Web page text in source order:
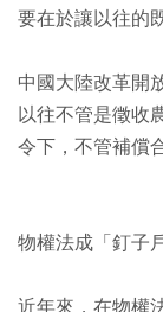
要在於讓以往的
中國大陸改革開
以往不管是徵收
令下，不管補償
物權法成「釘子
近年來，在物權